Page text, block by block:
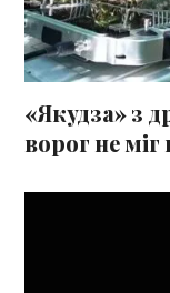
«Якудза» з
ворог не